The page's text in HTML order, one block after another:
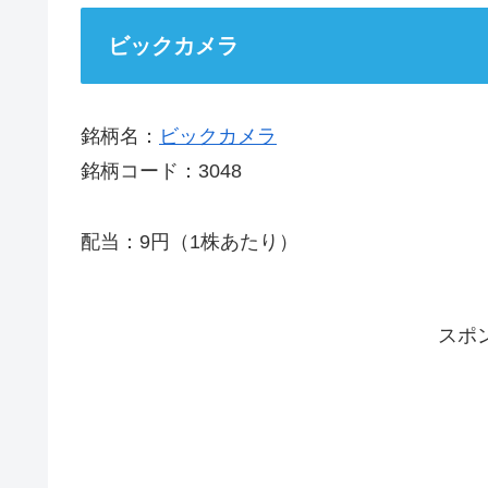
ビックカメラ
銘柄名： ビックカメラ
銘柄コード：3048
配当：9円（1株あたり）
スポ